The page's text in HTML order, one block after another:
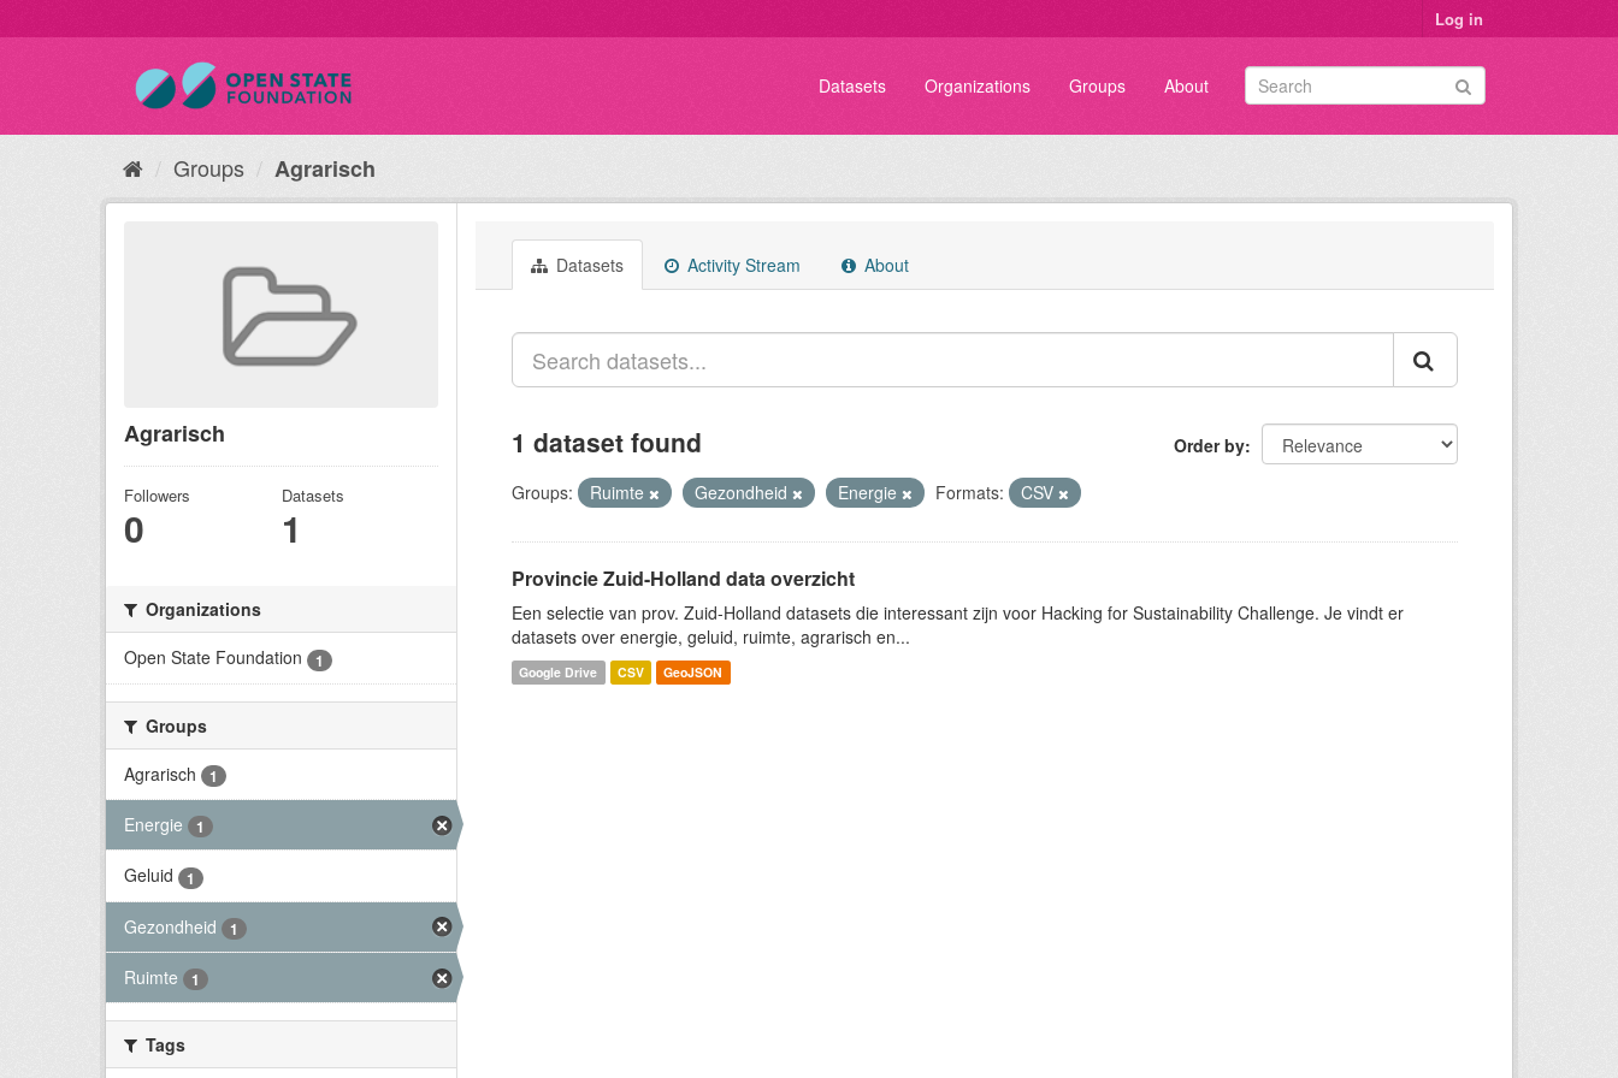
Log in
Datasets Organizations Groups About
Groups Agrarisch
Agrarisch
Followers
0
Datasets
1
Organizations
Open State Foundation
1
Groups
Agrarisch
1
Energie 1
Geluid 1
Gezondheid 1
Ruimte 1
Tags
Datasets Activity Stream About
Order by
1 dataset found
Groups: Ruimte Gezondheid Energie Formats: CSV
Provincie Zuid-Holland data overzicht
Een selectie van prov. Zuid-Holland datasets die interessant zijn voor Hacking for Sustainability Challenge. Je vindt er
datasets over energie, geluid, ruimte, agrarisch en...
Google Drive CSV GeoJSON